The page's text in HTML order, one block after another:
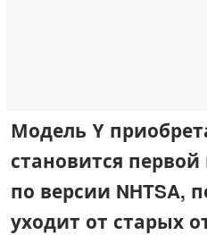
Модель Y
становится
по версии NHTSA,
уходит от старых